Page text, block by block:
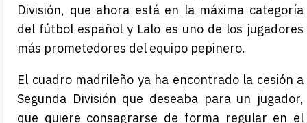
División, que ahora está en la máxima categoría
del fútbol español y Lalo es uno de los jugadores
más prometedores del equipo pepinero.
El cuadro madrileño ya ha encontrado la cesión a
Segunda División que deseaba para un jugador,
que quiere consagrarse de forma regular en el